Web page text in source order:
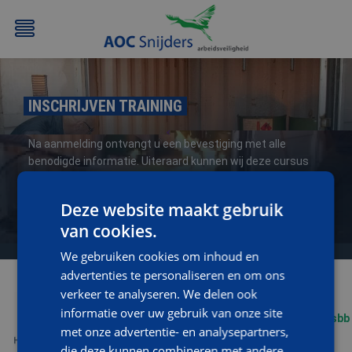
BEHEERDER
/
ATEX
/
NEN3140
BESLOTEN
BHV
INSCHRIJVEN TRAINING
Na aanmelding ontvangt u een bevestiging met alle
benodigde informatie. Uiteraard kunnen wij deze cursus
opleidingen@aoc-snijders.nlof bel met076-5204999
Deze website maakt gebruik
van cookies.
We gebruiken cookies om inhoud en
advertenties te personaliseren en om ons
verkeer te analyseren. We delen ook
informatie over uw gebruik van onze site
met onze advertentie- en analysepartners,